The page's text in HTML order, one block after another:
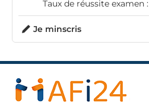
Taux de réussite examen :
Je minscris